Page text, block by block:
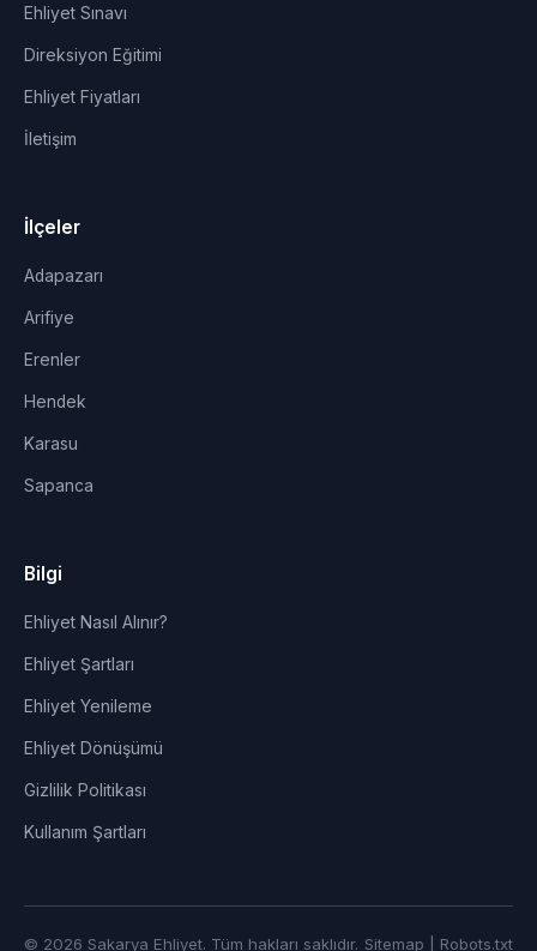
Ehliyet Sınavı
Direksiyon Eğitimi
Ehliyet Fiyatları
İletişim
İlçeler
Adapazarı
Arifiye
Erenler
Hendek
Karasu
Sapanca
Bilgi
Ehliyet Nasıl Alınır?
Ehliyet Şartları
Ehliyet Yenileme
Ehliyet Dönüşümü
Gizlilik Politikası
Kullanım Şartları
© 2026 Sakarya Ehliyet. Tüm hakları saklıdır. Sitemap Robots.txt